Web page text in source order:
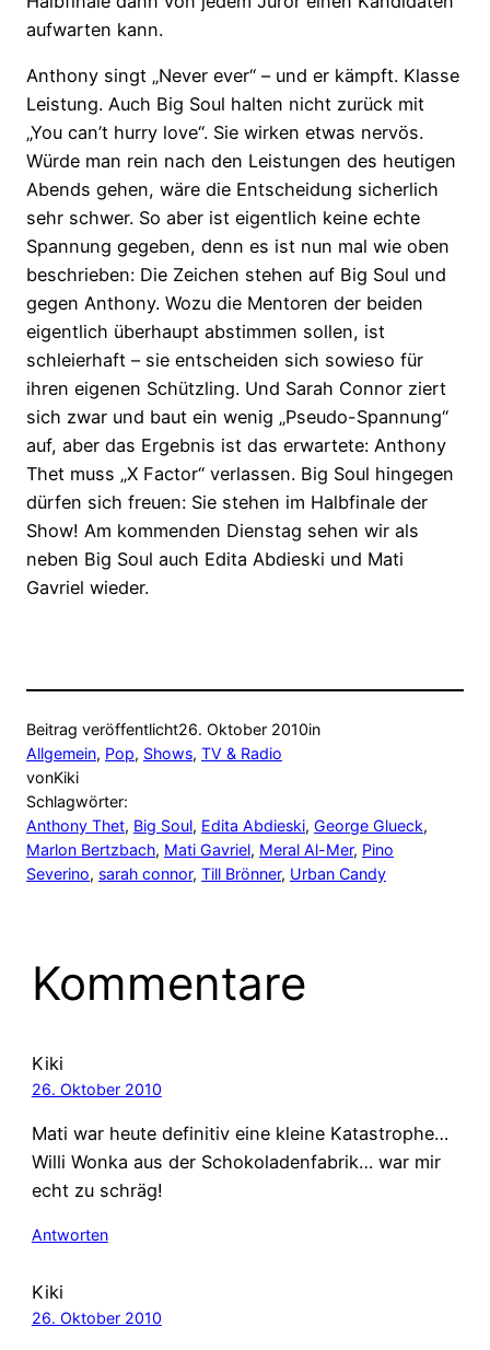
aufwarten kann.
Anthony singt „Never ever“ – und er kämpft. Klasse
Leistung. Auch Big Soul halten nicht zurück mit
„You can’t hurry love“. Sie wirken etwas nervös.
Würde man rein nach den Leistungen des heutigen
Abends gehen, wäre die Entscheidung sicherlich
sehr schwer. So aber ist eigentlich keine echte
Spannung gegeben, denn es ist nun mal wie oben
beschrieben: Die Zeichen stehen auf Big Soul und
gegen Anthony. Wozu die Mentoren der beiden
eigentlich überhaupt abstimmen sollen, ist
schleierhaft – sie entscheiden sich sowieso für
ihren eigenen Schützling. Und Sarah Connor ziert
sich zwar und baut ein wenig „Pseudo-Spannung“
auf, aber das Ergebnis ist das erwartete: Anthony
Thet muss „X Factor“ verlassen. Big Soul hingegen
dürfen sich freuen: Sie stehen im Halbfinale der
Show! Am kommenden Dienstag sehen wir als
neben Big Soul auch Edita Abdieski und Mati
Gavriel wieder.
Beitrag veröffentlicht26. Oktober 2010in
Allgemein, Pop, Shows, TV & Radio
vonKiki
Schlagwörter:
Anthony Thet, Big Soul, Edita Abdieski, George Glueck
Marlon Bertzbach, Mati Gavriel, Meral Al-Mer, Pino
Severino, sarah connor, Till Brönner, Urban Candy
Kommentare
Kiki
26. Oktober 2010
Mati war heute definitiv eine kleine Katastrophe…
Willi Wonka aus der Schokoladenfabrik… war mir
echt zu schräg!
Antworten
Kiki
26. Oktober 2010